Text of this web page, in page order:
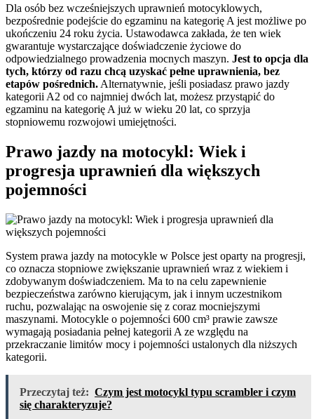
Dla osób bez wcześniejszych uprawnień motocyklowych,
bezpośrednie podejście do egzaminu na kategorię A jest możliwe po
ukończeniu 24 roku życia. Ustawodawca zakłada, że ten wiek
gwarantuje wystarczające doświadczenie życiowe do
odpowiedzialnego prowadzenia mocnych maszyn. Jest to opcja dla
tych, którzy od razu chcą uzyskać pełne uprawnienia, bez
etapów pośrednich. Alternatywnie, jeśli posiadasz prawo jazdy
kategorii A2 od co najmniej dwóch lat, możesz przystąpić do
egzaminu na kategorię A już w wieku 20 lat, co sprzyja
stopniowemu rozwojowi umiejętności.
Prawo jazdy na motocykl: Wiek i
progresja uprawnień dla większych
pojemności
System prawa jazdy na motocykle w Polsce jest oparty na progresji,
co oznacza stopniowe zwiększanie uprawnień wraz z wiekiem i
zdobywanym doświadczeniem. Ma to na celu zapewnienie
bezpieczeństwa zarówno kierującym, jak i innym uczestnikom
ruchu, pozwalając na oswojenie się z coraz mocniejszymi
maszynami. Motocykle o pojemności 600 cm³ prawie zawsze
wymagają posiadania pełnej kategorii A ze względu na
przekraczanie limitów mocy i pojemności ustalonych dla niższych
kategorii.
Przeczytaj też: Czym jest motocykl typu scrambler i czym
się charakteryzuje?